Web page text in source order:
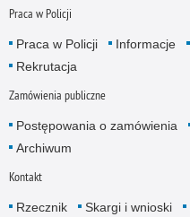
Praca w Policji
Praca w Policji Informacje
Rekrutacja
Zamówienia publiczne
Postępowania o zamówienia
Archiwum
Kontakt
Rzecznik Skargi i wnioski